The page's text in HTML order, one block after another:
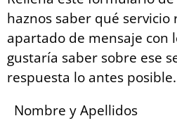
haznos saber qué servicio
apartado de mensaje con
gustaría saber sobre ese
respuesta lo antes posible.
Nombre y Apellidos